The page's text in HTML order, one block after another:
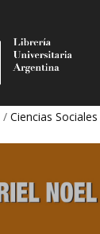
/ Ciencias Sociales